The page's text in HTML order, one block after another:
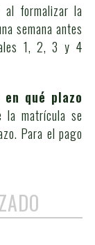
formalizar la
semana antes
1, 2, 3 y 4
qué plazo
la matrícula se
Para el pago